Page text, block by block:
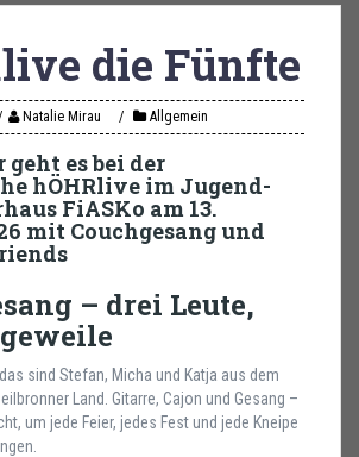
die Fünfte
Natalie Mirau Allgemein
es bei der
hÖHRlive im Jugend-
FiASKo am 13.
mit Couchgesang und
– drei Leute,
sind Stefan, Micha und Katja aus dem
Land. Gitarre, Cajon und Gesang –
um jede Feier, jedes Fest und jede Kneipe